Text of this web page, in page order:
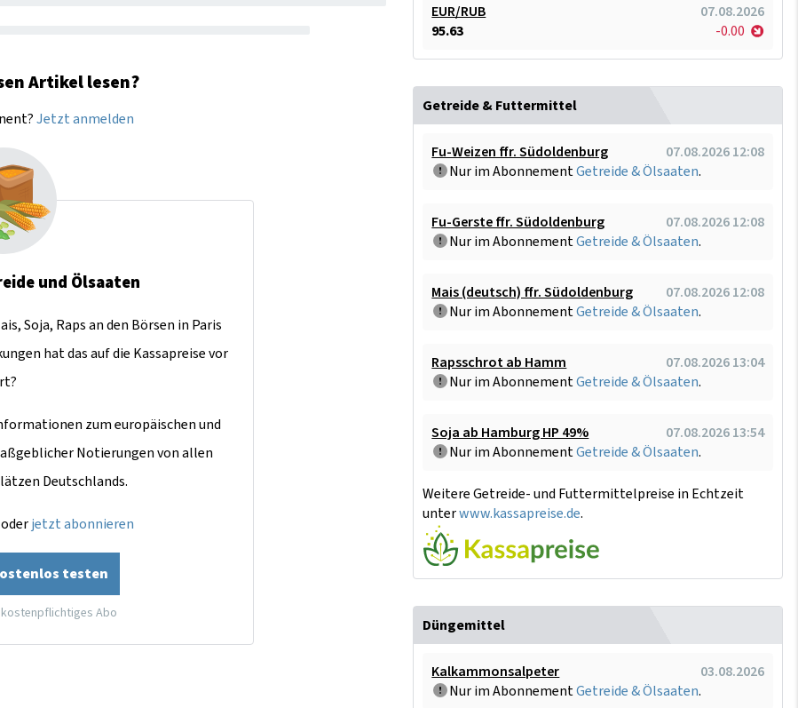
Artikel lesen?
Jetzt anmelden
und Ölsaaten
Soja, Raps an den Börsen in Paris
hat das auf die Kassapreise vor
zum europäischen und
Notierungen von allen
Deutschlands.
oderjetzt abonnieren
testen
Abo
EUR/RUB
07.08.2026
95.63
-0.00
Getreide & Futtermittel
Fu-Weizen ffr. Südoldenburg
07.08.2026 12:08
Nur im AbonnementGetreide & Ölsaaten.
Fu-Gerste ffr. Südoldenburg
07.08.2026 12:08
Nur im AbonnementGetreide & Ölsaaten.
Mais (deutsch) ffr. Südoldenburg
07.08.2026 12:08
Nur im AbonnementGetreide & Ölsaaten.
Rapsschrot ab Hamm
07.08.2026 13:04
Nur im AbonnementGetreide & Ölsaaten.
Soja ab Hamburg HP 49%
07.08.2026 13:54
Nur im AbonnementGetreide & Ölsaaten.
Weitere Getreide- und Futtermittelpreise in Echtzeit
unterwww.kassapreise.de.
Düngemittel
Kalkammonsalpeter
03.08.2026
Nur im AbonnementGetreide & Ölsaaten.